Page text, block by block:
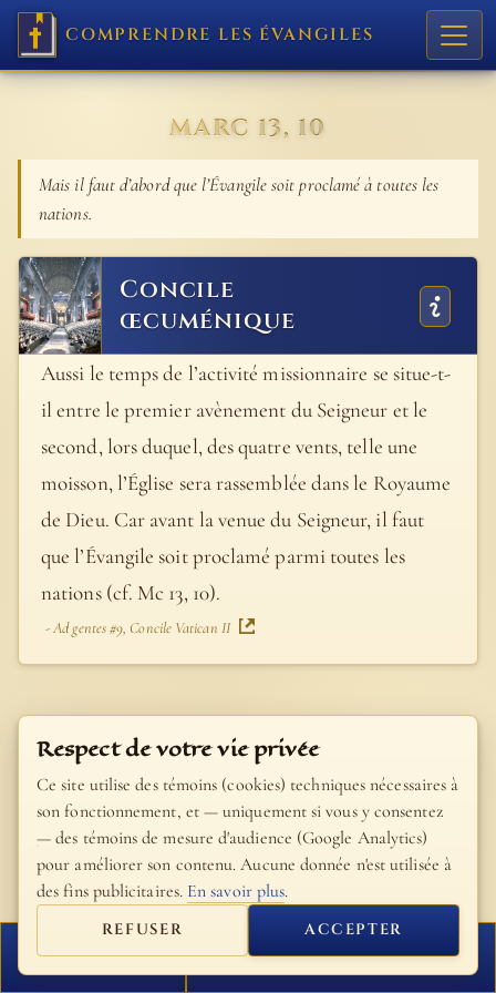
COMPRENDRE LES ÉVANGILES
MARC 13, 10
Mais il faut d’abord que l’Évangile soit proclamé à toutes les
nations.
Concile
œcuménique
Aussi le temps de l’activité missionnaire se situe-t-
il entre le premier avènement du Seigneur et le
second, lors duquel, des quatre vents, telle une
moisson, l’Église sera rassemblée dans le Royaume
de Dieu. Car avant la venue du Seigneur, il faut
que l’Évangile soit proclamé parmi toutes les
nations (cf. Mc 13, 10).
- Ad gentes #9, Concile Vatican II
Louis-Claude
Fillion
Autre passage spécial à S. Marc. Dans les textes
latins et grecs, les mots à toutes les nations sont
mis en avant d’une manière emphatique. —
été question au v. 7. Et en effet, « avant la
FERMER PROCHAIN VERSET
Respect de votre vie privée
Ce site utilise des témoins (cookies) techniques nécessaires à
son fonctionnement, et — uniquement si vous y consentez
— des témoins de mesure d'audience (Google Analytics)
pour améliorer son contenu. Aucune donnée n'est utilisée à
des fins publicitaires. En savoir plus.
REFUSER ACCEPTER